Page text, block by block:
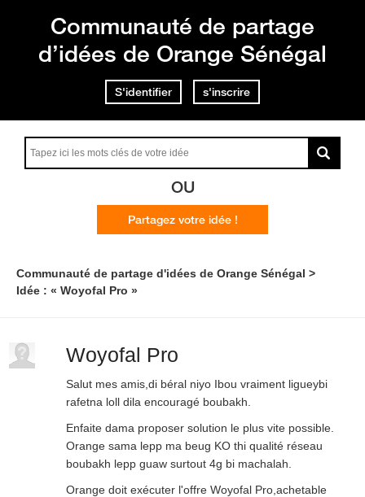
Communauté de partage
d’idées de Orange Sénégal
S'identifier s'inscrire
OU
Partagez votre idée !
Communauté de partage d'idées de Orange Sénégal
Idée : « Woyofal Pro »
Woyofal Pro
Salut mes amis,di béral niyo Ibou vraiment ligueybi
rafetna loll dila encouragé boubakh.
Enfaite dama proposer solution le plus vite possible.
Orange sama lepp ma beug KO thi qualité réseau
boubakh lepp guaw surtout 4g bi machalah.
Orange doit exécuter l'offre Woyofal Pro,achetable